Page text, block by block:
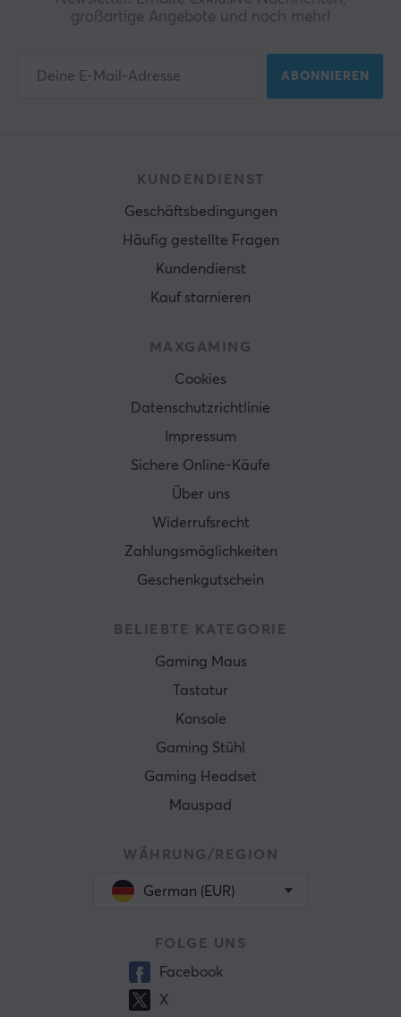
großartige Angebote und noch mehr!
ABONNIEREN
KUNDENDIENST
Geschäftsbedingungen
Häufig gestellte Fragen
Kundendienst
Kauf stornieren
MAXGAMING
Cookies
Datenschutzrichtlinie
Impressum
Sichere Online-Käufe
Über uns
Widerrufsrecht
Zahlungsmöglichkeiten
Geschenkgutschein
BELIEBTE KATEGORIE
Gaming Maus
Tastatur
Konsole
Gaming Stühl
Gaming Headset
Mauspad
WÄHRUNG/REGION
German (EUR)
FOLGE UNS
Facebook
X